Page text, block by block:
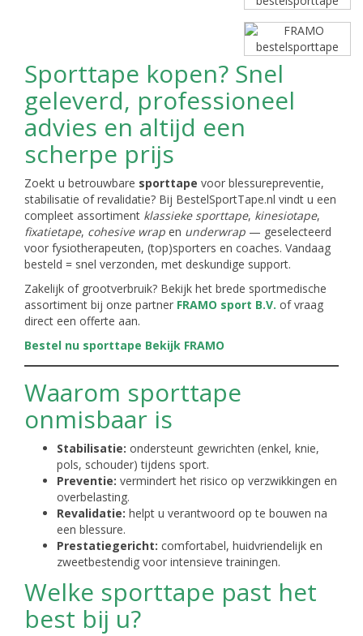
Sporttape kopen? Snel
geleverd, professioneel
advies en altijd een
scherpe prijs
Zoekt u betrouwbare sporttape voor blessurepreventie,
stabilisatie of revalidatie? Bij BestelSportTape.nl vindt u een
compleet assortiment klassieke sporttape, kinesiotape,
fixatietape, cohesive wrap en underwrap — geselecteerd
voor fysiotherapeuten, (top)sporters en coaches. Vandaag
besteld = snel verzonden, met deskundige support.
Zakelijk of grootverbruik? Bekijk het brede sportmedische
assortiment bij onze partner FRAMO sport B.V. of vraag
direct een offerte aan.
Bestel nu sporttape Bekijk FRAMO
Waarom sporttape
onmisbaar is
Stabilisatie: ondersteunt gewrichten (enkel, knie,
pols, schouder) tijdens sport.
Preventie: vermindert het risico op verzwikkingen en
overbelasting.
Revalidatie: helpt u verantwoord op te bouwen na
een blessure.
Prestatiegericht: comfortabel, huidvriendelijk en
zweetbestendig voor intensieve trainingen.
Welke sporttape past het
best bij u?